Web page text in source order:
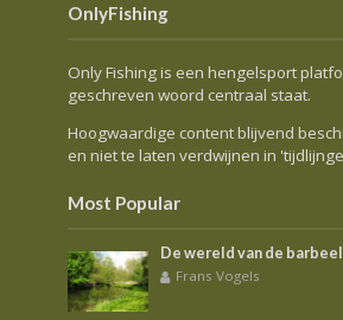
OnlyFishing
Only Fishing is een hengelsport
geschreven woord centraal staat.
Hoogwaardige content blijvend
en niet te laten verdwijnen in
Most Popular
De wereld van de barbeel
Frans Vogels